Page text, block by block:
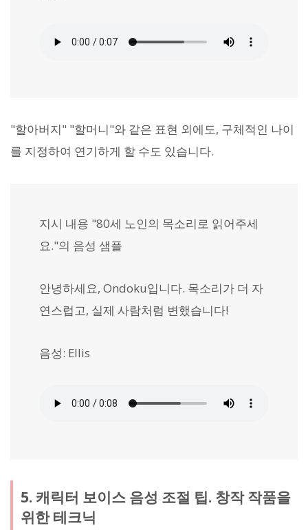
"할아버지" "할머니"와 같은 표현 외에도, 구체적인 나이
를 지정하여 연기하게 할 수도 있습니다.
지시 내용 "80세 노인의 목소리로 읽어주세
요."의 음성 샘플
안녕하세요, Ondoku입니다. 목소리가 더 자
연스럽고, 실제 사람처럼 변했습니다!
음성: Ellis
5. 캐릭터 보이스 음성 조절 팁. 창작 작품을
위한 테크닉